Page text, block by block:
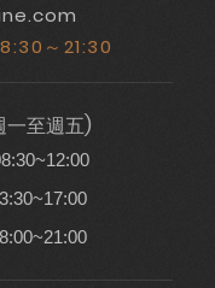
～21:30
一至週五)